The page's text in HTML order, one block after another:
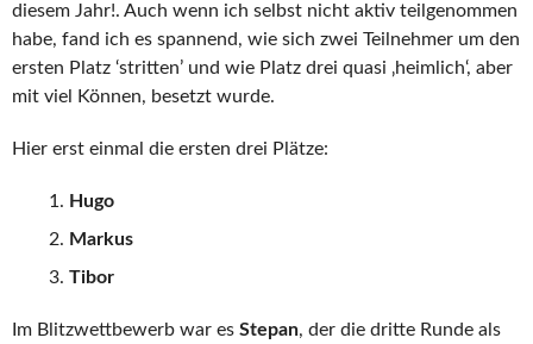
diesem Jahr!. Auch wenn ich selbst nicht aktiv teilgenommen
habe, fand ich es spannend, wie sich zwei Teilnehmer um den
ersten Platz ‘stritten’ und wie Platz drei quasi ‚heimlich‘, aber
mit viel Können, besetzt wurde.
Hier erst einmal die ersten drei Plätze:
Hugo
Markus
Tibor
Im Blitzwettbewerb war es Stepan, der die dritte Runde als